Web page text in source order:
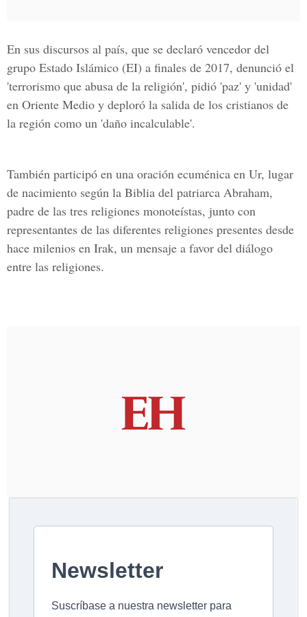
En sus discursos al país, que se declaró vencedor del
grupo Estado Islámico (EI) a finales de 2017, denunció el
'terrorismo que abusa de la religión', pidió 'paz' y 'unidad'
en Oriente Medio y deploró la salida de los cristianos de
la región como un 'daño incalculable'.
También participó en una oración ecuménica en Ur, lugar
de nacimiento según la Biblia del patriarca Abraham,
padre de las tres religiones monoteístas, junto con
representantes de las diferentes religiones presentes desde
hace milenios en Irak, un mensaje a favor del diálogo
entre las religiones.